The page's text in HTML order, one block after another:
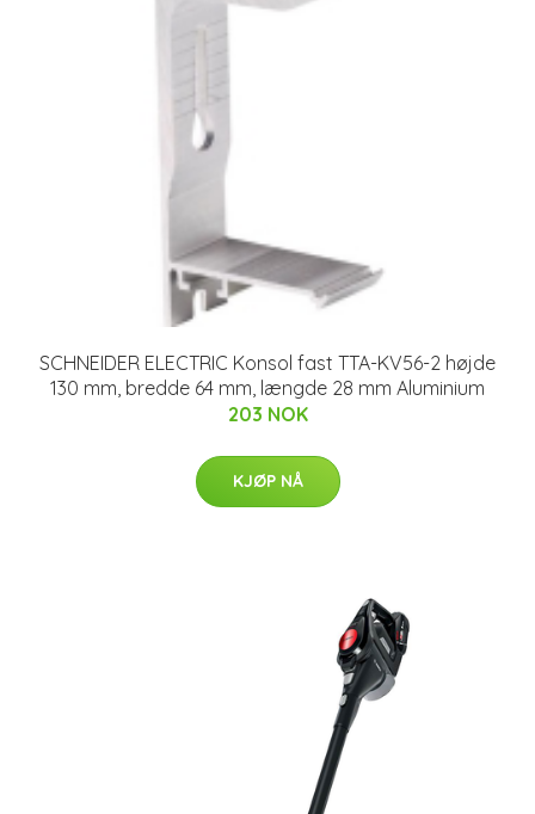
SCHNEIDER ELECTRIC Konsol fast TTA-KV56-2 højde
130 mm, bredde 64 mm, længde 28 mm Aluminium
203 NOK
KJØP NÅ